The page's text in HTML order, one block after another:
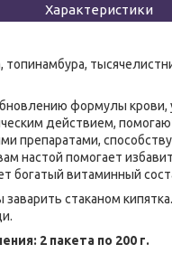
Характеристики
топинамбура,
формулы
действием,
препаратами,
настой помогает
богатый витаминный
стаканом
2 пакета по 200 г.